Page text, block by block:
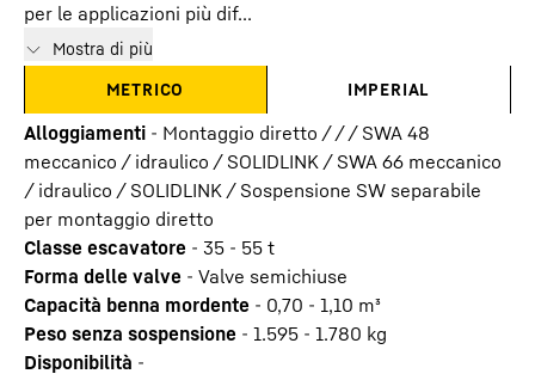
per le applicazioni più dif...
Mostra di più
METRICO
IMPERIAL
Alloggiamenti - Montaggio diretto / / / SWA 48
meccanico / idraulico / SOLIDLINK / SWA 66 meccanico
/ idraulico / SOLIDLINK / Sospensione SW separabile
per montaggio diretto
Classe escavatore - 35 - 55 t
Forma delle valve - Valve semichiuse
Capacità benna mordente - 0,70 - 1,10 m³
Peso senza sospensione - 1.595 - 1.780 kg
Disponibilità -